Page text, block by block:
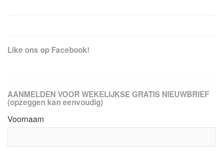
Like ons op Facebook!
AANMELDEN VOOR WEKELIJKSE GRATIS NIEUWBRIEF
(opzeggen kan eenvoudig)
Voornaam